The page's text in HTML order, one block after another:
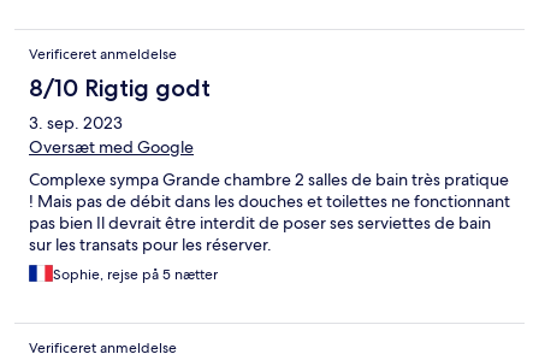
Verificeret anmeldelse
8/10 Rigtig godt
3. sep. 2023
Oversæt med Google
Complexe sympa Grande chambre 2 salles de bain très pratique
! Mais pas de débit dans les douches et toilettes ne fonctionnant
pas bien Il devrait être interdit de poser ses serviettes de bain
sur les transats pour les réserver.
Sophie, rejse på 5 nætter
Verificeret anmeldelse